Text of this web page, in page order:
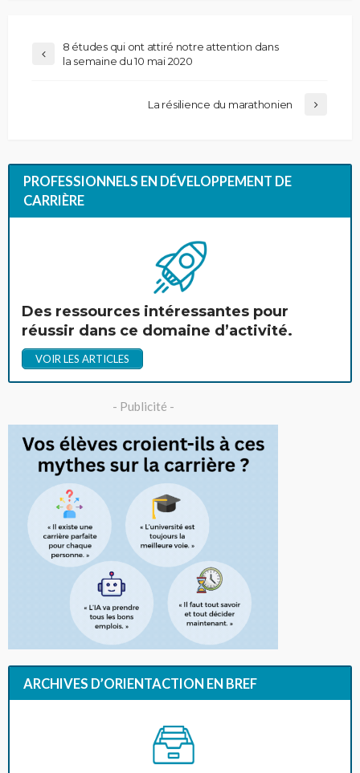
8 études qui ont attiré notre attention dans
la semaine du 10 mai 2020
La résilience du marathonien
PROFESSIONNELS EN DÉVELOPPEMENT DE
CARRIÈRE
Des ressources intéressantes pour
réussir dans ce domaine d’activité.
VOIR LES ARTICLES
- Publicité -
ARCHIVES D’ORIENTACTION EN BREF